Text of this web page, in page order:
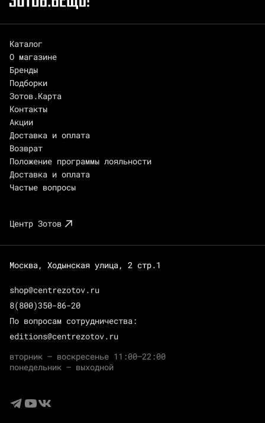
Каталог
О магазине
Бренды
Подборки
Зотов.Карта
Контакты
Акции
Доставка и оплата
Возврат
Положение программы лояльности
Доставка и оплата
Частые вопросы
Центр Зотов
Москва, Ходынская улица, 2 стр.1
shop@centrezotov.ru
8(800)350-86-20
По вопросам сотрудничества:
editions@centrezotov.ru
вторник — воскресенье 11:00–22:00
понедельник — выходной